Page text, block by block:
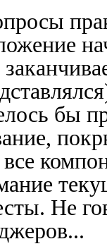
бы
все
Не